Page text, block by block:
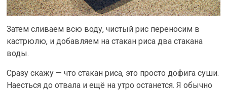
Затем сливаем всю воду, чистый рис переносим в
кастрюлю, и добавляем на стакан риса два стакана
воды.
Сразу скажу — что стакан риса, это просто дофига суши.
Наесться до отвала и ещё на утро останется. Я обычно